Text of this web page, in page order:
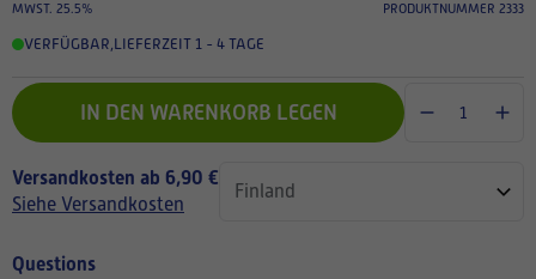
MWST. 25.5% PRODUKTNUMMER 2333
VERFÜGBAR,LIEFERZEIT 1 - 4 TAGE
IN DEN WARENKORB LEGEN
Versandkosten ab 6,90 €
Siehe Versandkosten
Questions